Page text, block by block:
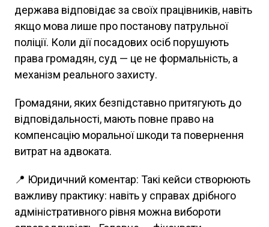
держава відповідає за своїх працівників, навіть
якщо мова лише про постанову патрульної
поліції. Коли дії посадових осіб порушують
права громадян, суд — це не формальність, а
механізм реального захисту.
Громадяни, яких безпідставно притягують до
відповідальності, мають повне право на
компенсацію моральної шкоди та повернення
витрат на адвоката.
📍 Юридичний коментар: Такі кейси створюють
важливу практику: навіть у справах дрібного
адміністративного рівня можна вибороти